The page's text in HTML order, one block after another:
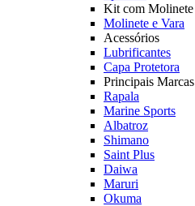
Kit com Molinete
Molinete e Vara
Acessórios
Lubrificantes
Capa Protetora
Principais Marcas
Rapala
Marine Sports
Albatroz
Shimano
Saint Plus
Daiwa
Maruri
Okuma